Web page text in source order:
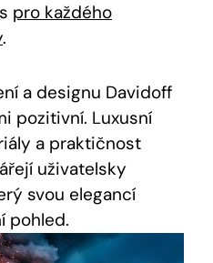
pro každého
.
a designu Davidoff
pozitivní. Luxusní
a praktičnost
uživatelsky
svou elegancí
pohled.